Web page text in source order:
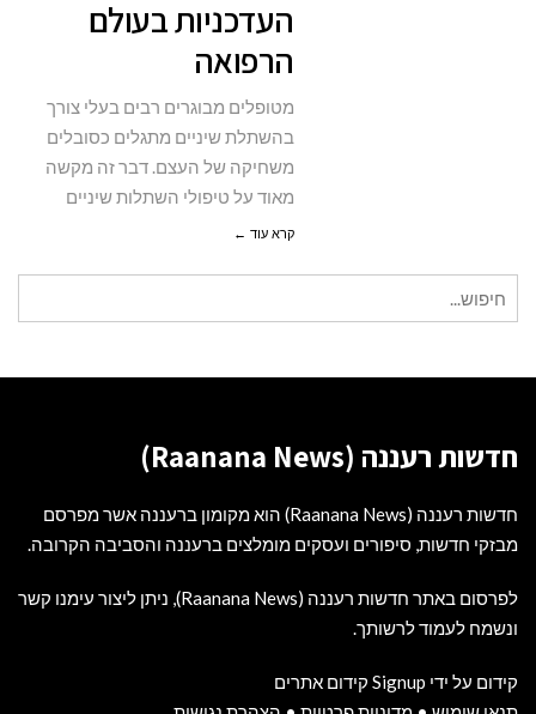
בעולםהעדכניות בעולם
הרפואה
מטופלים מבוגרים רבים בעלי צורך
בהשתלת שיניים מתגלים כסובלים
משחיקה של העצם. דבר זה מקשה
מאוד על טיפולי השתלות שיניים
קרא עוד ←
עבור:
חדשות רעננה (Raanana News)
חדשות רעננה (Raanana News) הוא מקומון ברעננה אשר מפרסם
מבזקי חדשות, סיפורים ועסקים מומלצים ברעננה והסביבה הקרובה.
לפרסום באתר חדשות רעננה (Raanana News), ניתן ליצור עימנו קשר
ונשמח לעמוד לרשותך.
קידום על ידי Signup קידום אתרים